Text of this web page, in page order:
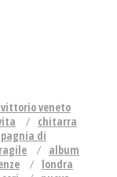
veneto
chitarra
di
album
londra